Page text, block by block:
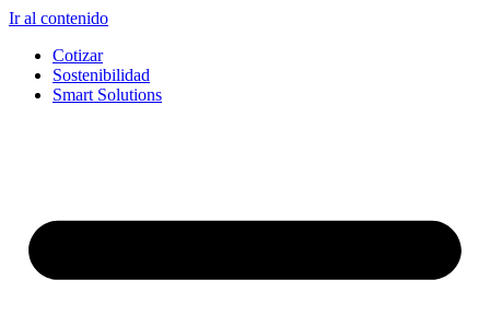
Ir al contenido
Cotizar
Sostenibilidad
Smart Solutions